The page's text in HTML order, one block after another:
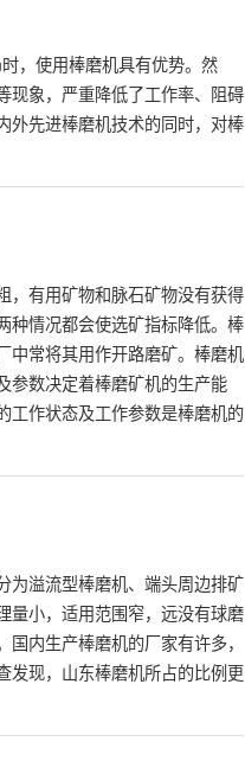
，使用棒磨机具有优势。然
现象，严重降低了工作率、阻碍
外先进棒磨机技术的同时，对棒
，有用矿物和脉石矿物没有获得
种情况都会使选矿指标降低。棒
常将其用作开路磨矿。 棒磨机
参数决定着棒磨矿机的生产能
工作状态及工作参数是棒磨机的
为溢流型棒磨机、端头周边排矿
量小，适用范围窄，远没有球磨
内生产棒磨机的厂家有许多，
发现，山东棒磨机所占的比例更